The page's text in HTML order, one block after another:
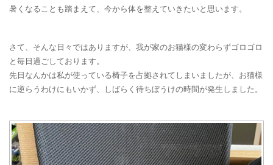
暑くなることも踏まえて、今から体を整えていきたいと思います。
さて、そんな日々ではありますが、我が家のお猫様の変わらずゴロゴロ
と毎日過ごしております。
先日なんかは私が使っている椅子を占拠されてしまいましたが、お猫様
に逆らうわけにもいかず、しばらく待ちぼうけの時間が発生しました。